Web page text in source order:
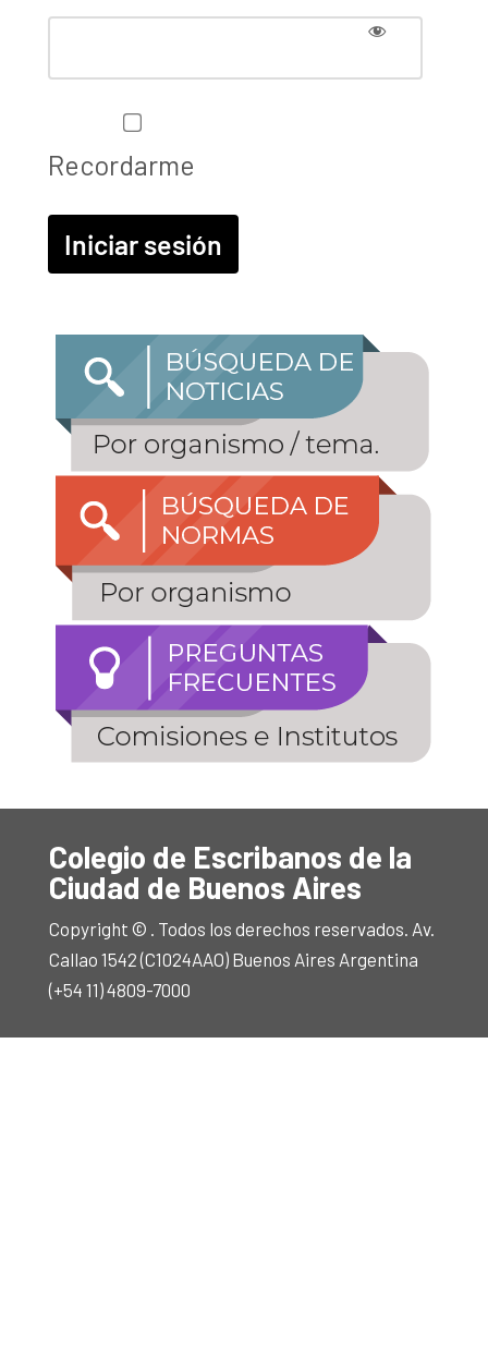
Recordarme
Colegio de Escribanos de la
Ciudad de Buenos Aires
Copyright © . Todos los derechos reservados. Av.
Callao 1542 (C1024AAO) Buenos Aires Argentina
(+54 11) 4809-7000